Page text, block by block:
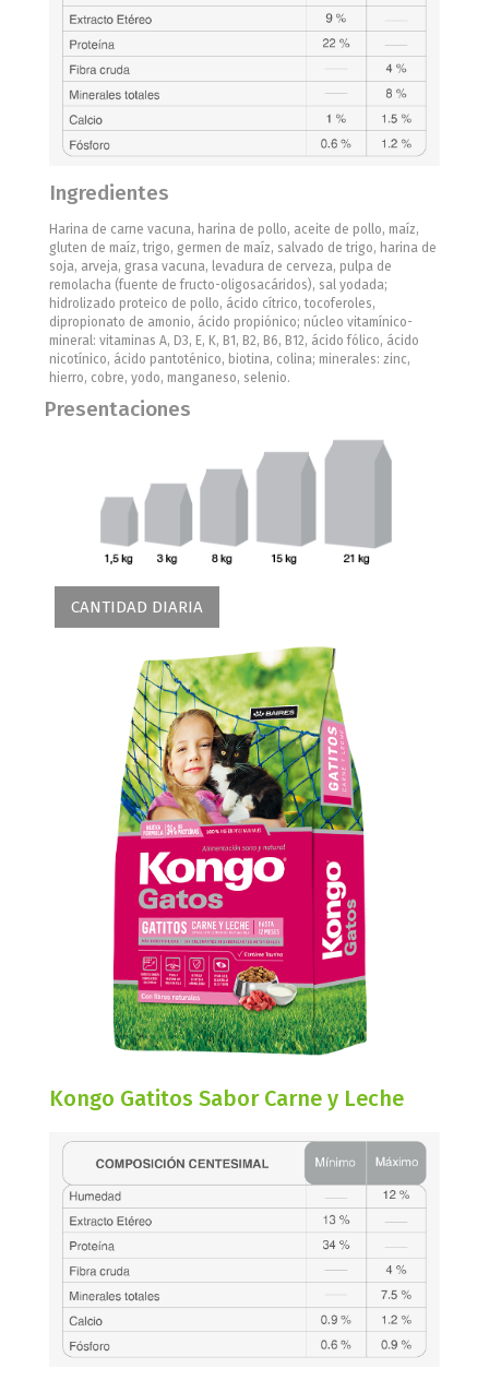
Ingredientes
Harina de carne vacuna, harina de pollo, aceite de pollo, maíz,
gluten de maíz, trigo, germen de maíz, salvado de trigo, harina de
soja, arveja, grasa vacuna, levadura de cerveza, pulpa de
remolacha (fuente de fructo-oligosacáridos), sal yodada;
hidrolizado proteico de pollo, ácido cítrico, tocoferoles,
dipropionato de amonio, ácido propiónico; núcleo vitamínico-
mineral: vitaminas A, D3, E, K, B1, B2, B6, B12, ácido fólico, ácido
nicotínico, ácido pantoténico, biotina, colina; minerales: zinc,
hierro, cobre, yodo, manganeso, selenio.
Presentaciones
CANTIDAD DIARIA
Kongo Gatitos Sabor Carne y Leche